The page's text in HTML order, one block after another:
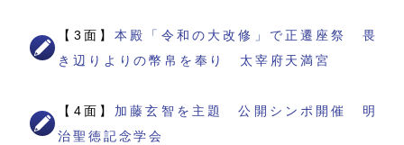
【3面】本殿「令和の大改修」で正遷座祭 畏
き辺りよりの幣帛を奉り 太宰府天満宮
【4面】 加藤玄智を主題 公開シンポ開催 明
治聖徳記念学会